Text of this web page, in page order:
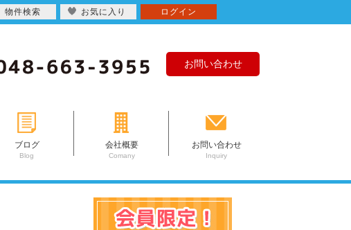
お問い合わせ
ブログ
Blog
会社概要
Comany
お問い合わせ
Inquiry
物件検索 お気に入り ログイン